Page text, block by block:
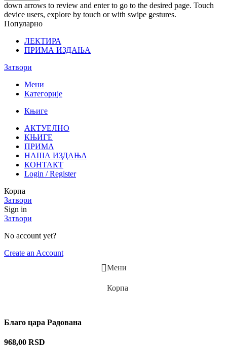
down arrows to review and enter to go to the desired page. Touch
device users, explore by touch or with swipe gestures.
Популарно
ЛЕКТИРА
ПРИМА ИЗДАЊА
Затвори
Мени
Категорије
Књиге
АКТУЕЛНО
КЊИГЕ
ПРИМА
НАША ИЗДАЊА
КОНТАКТ
Login / Register
Корпа
Затвори
Sign in
Затвори
No account yet?
Create an Account
Мени
Корпа
Благо цара Радована
968,00 RSD